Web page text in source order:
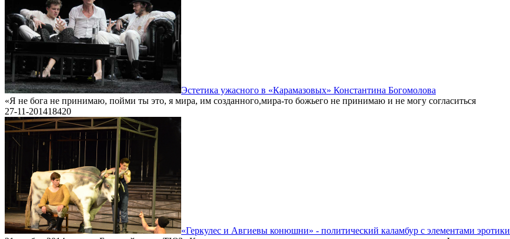
Эстетика ужасного в «Карамазовых» Константина Богомолова
«Я не бога не принимаю, пойми ты это, я мира, им созданного,мира-то божьего не принимаю и не могу согласиться
27-11-201418420
«Геркулес и Авгиевы конюшни» - политический каламбур с элементами эротики